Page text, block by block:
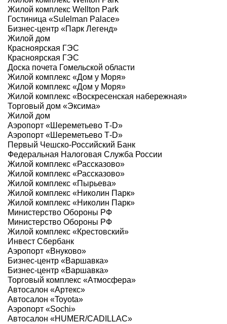
Жилой комплекс Wellton Park
Гостиница «Sulelman Palace»
Бизнес-центр «Парк Легенд»
Жилой дом
Красноярская ГЭС
Красноярская ГЭС
Доска почета Гомельской области
Жилой комплекс «Дом у Моря»
Жилой комплекс «Дом у Моря»
Жилой комплекс «Воскресенская набережная»
Торговый дом «Эксима»
Жилой дом
Аэропорт «Шереметьево Т-D»
Аэропорт «Шереметьево Т-D»
Первый Чешско-Российский Банк
Федеральная Налоговая Служба России
Жилой комплекс «Рассказово»
Жилой комплекс «Рассказово»
Жилой комплекс «Пырьева»
Жилой комплекс «Николин Парк»
Жилой комплекс «Николин Парк»
Министерство Обороны РФ
Министерство Обороны РФ
Жилой комплекс «Крестовский»
Инвест Сбербанк
Аэропорт «Внуково»
Бизнес-центр «Варшавка»
Бизнес-центр «Варшавка»
Торговый комплекс «Атмосфера»
Автосалон «Артекс»
Автосалон «Toyota»
Аэропорт «Sochi»
Автосалон «HUMER/CADILLAC»